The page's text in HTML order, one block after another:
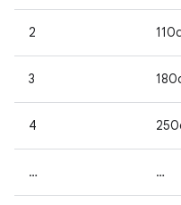
2
3
4
… …